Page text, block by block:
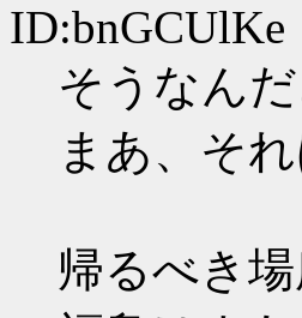
ID:bnGCUlKe
そうなん
まあ、そ
帰るべき